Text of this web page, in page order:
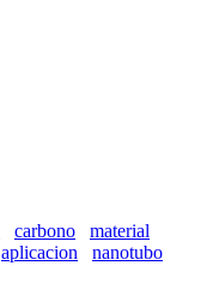
carbono
material
aplicacion
nanotubo